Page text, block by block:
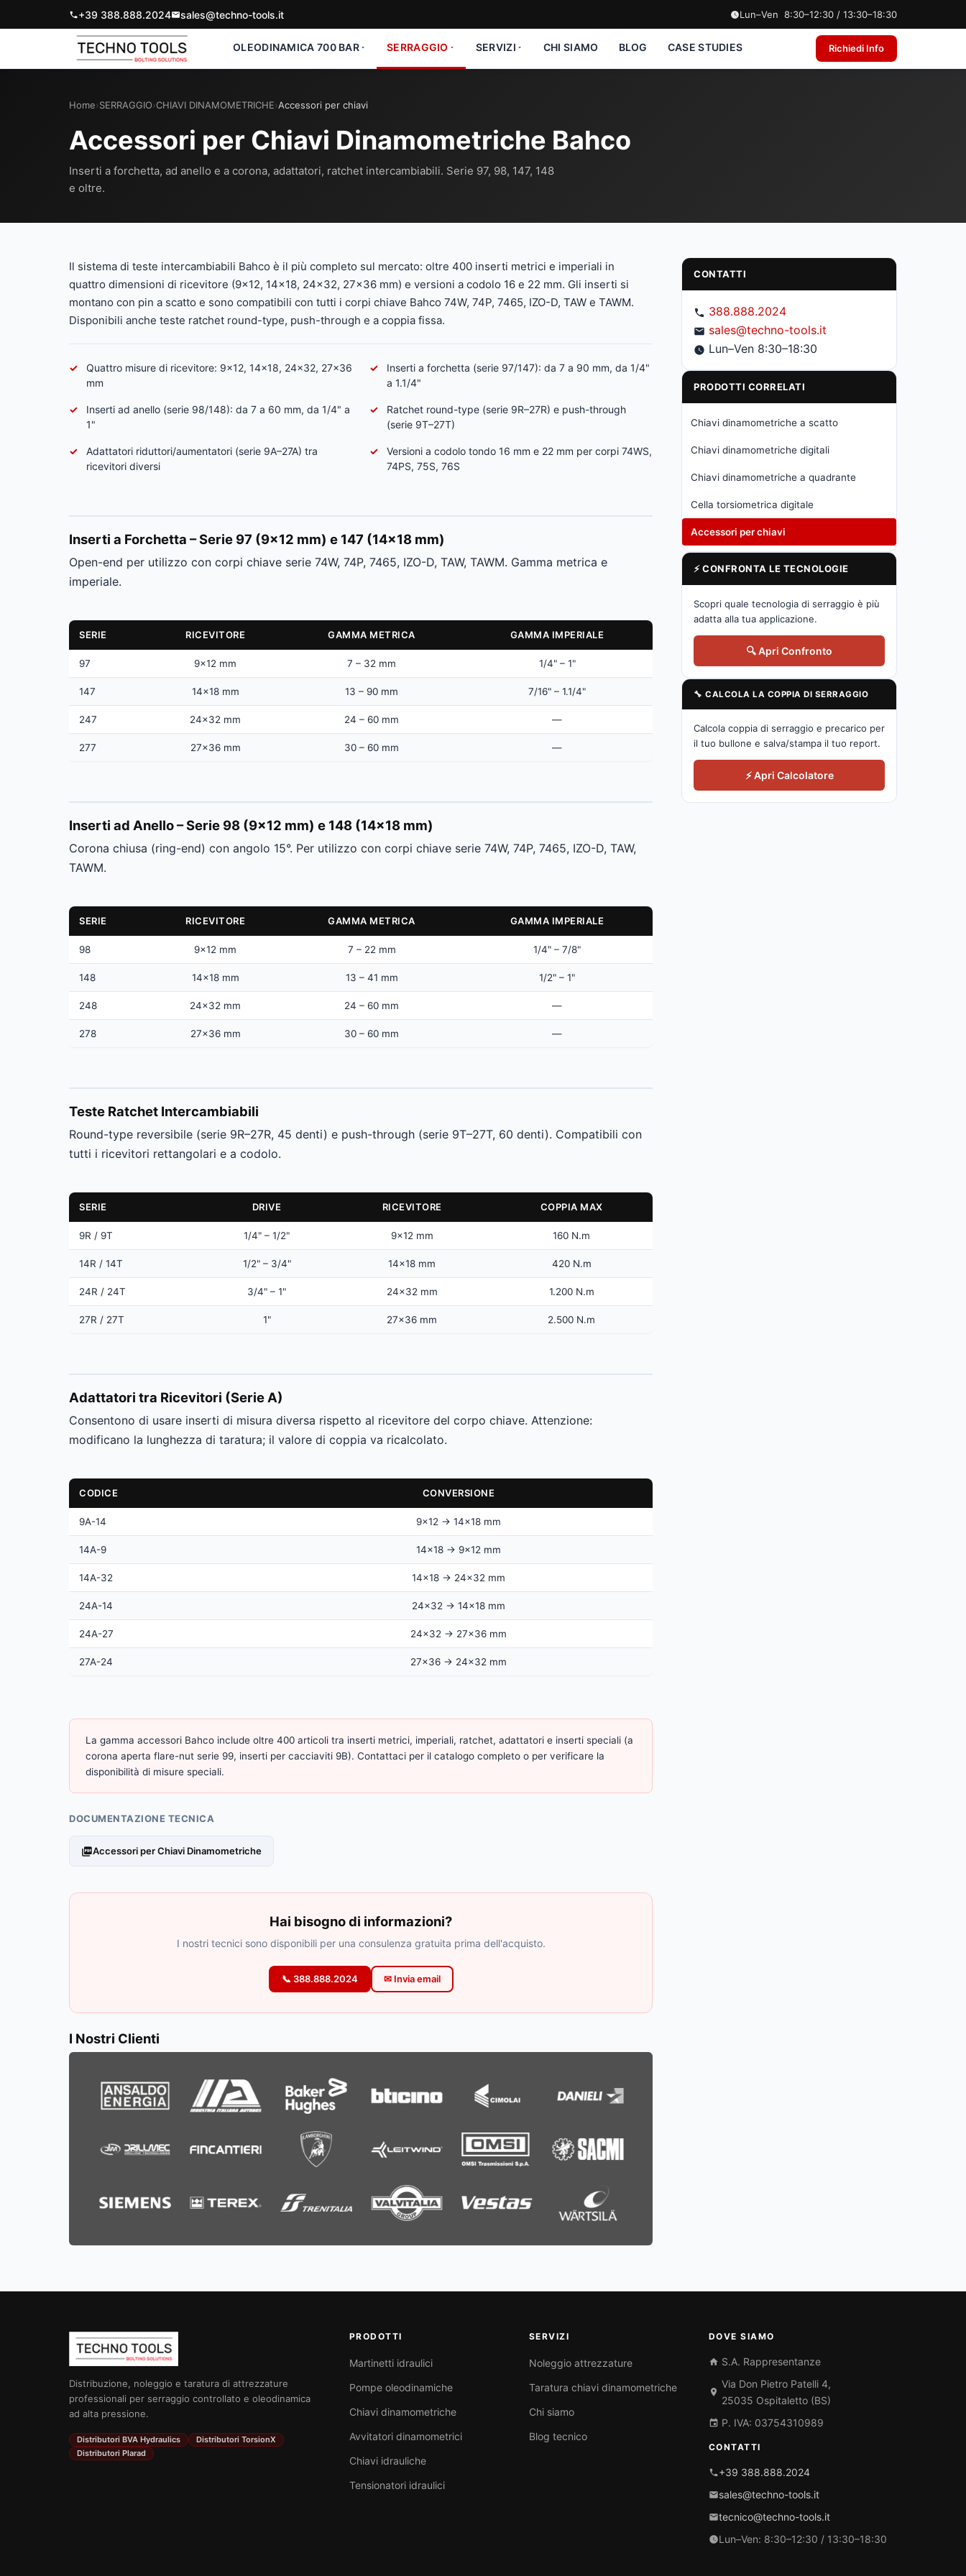
+39 388.888.2024 sales@techno-tools.it Lun–Ven 8:30–12:30 / 13:30–18:30
OLEODINAMICA 700 BAR SERRAGGIO SERVIZI CHI SIAMO BLOG CASE STUDIES Richiedi Info
Home›SERRAGGIO›CHIAVI DINAMOMETRICHE›Accessori per chiavi
Accessori per Chiavi Dinamometriche Bahco
Inserti a forchetta, ad anello e a corona, adattatori, ratchet intercambiabili. Serie 97, 98, 147, 148
e oltre.
Il sistema di teste intercambiabili Bahco è il più completo sul mercato: oltre 400 inserti metrici e imperiali in
quattro dimensioni di ricevitore (9×12, 14×18, 24×32, 27×36 mm) e versioni a codolo 16 e 22 mm. Gli inserti si
montano con pin a scatto e sono compatibili con tutti i corpi chiave Bahco 74W, 74P, 7465, IZO-D, TAW e TAWM.
Disponibili anche teste ratchet round-type, push-through e a coppia fissa.
Quattro misure di ricevitore: 9×12, 14×18, 24×32, 27×36
mm
Inserti a forchetta (serie 97/147): da 7 a 90 mm, da 1/4"
a 1.1/4"
Inserti ad anello (serie 98/148): da 7 a 60 mm, da 1/4" a
1"
Ratchet round-type (serie 9R–27R) e push-through
(serie 9T–27T)
Adattatori riduttori/aumentatori (serie 9A–27A) tra
ricevitori diversi
Versioni a codolo tondo 16 mm e 22 mm per corpi 74WS,
74PS, 75S, 76S
Inserti a Forchetta – Serie 97 (9×12 mm) e 147 (14×18 mm)
Open-end per utilizzo con corpi chiave serie 74W, 74P, 7465, IZO-D, TAW, TAWM. Gamma metrica e
imperiale.
SERIE RICEVITORE GAMMA METRICA GAMMA IMPERIALE
97 9×12 mm 7 – 32 mm 1/4" – 1"
147 14×18 mm 13 – 90 mm 7/16" – 1.1/4"
247 24×32 mm 24 – 60 mm —
277 27×36 mm 30 – 60 mm —
Inserti ad Anello – Serie 98 (9×12 mm) e 148 (14×18 mm)
Corona chiusa (ring-end) con angolo 15°. Per utilizzo con corpi chiave serie 74W, 74P, 7465, IZO-D, TAW,
TAWM.
SERIE RICEVITORE GAMMA METRICA GAMMA IMPERIALE
98 9×12 mm 7 – 22 mm 1/4" – 7/8"
148 14×18 mm 13 – 41 mm 1/2" – 1"
248 24×32 mm 24 – 60 mm —
278 27×36 mm 30 – 60 mm —
Teste Ratchet Intercambiabili
Round-type reversibile (serie 9R–27R, 45 denti) e push-through (serie 9T–27T, 60 denti). Compatibili con
tutti i ricevitori rettangolari e a codolo.
SERIE DRIVE RICEVITORE COPPIA MAX
9R / 9T 1/4" – 1/2" 9×12 mm 160 N.m
14R / 14T 1/2" – 3/4" 14×18 mm 420 N.m
24R / 24T 3/4" – 1" 24×32 mm 1.200 N.m
27R / 27T 1" 27×36 mm 2.500 N.m
Adattatori tra Ricevitori (Serie A)
Consentono di usare inserti di misura diversa rispetto al ricevitore del corpo chiave. Attenzione:
modificano la lunghezza di taratura; il valore di coppia va ricalcolato.
CODICE CONVERSIONE
9A-14 9×12 → 14×18 mm
14A-9 14×18 → 9×12 mm
14A-32 14×18 → 24×32 mm
24A-14 24×32 → 14×18 mm
24A-27 24×32 → 27×36 mm
27A-24 27×36 → 24×32 mm
La gamma accessori Bahco include oltre 400 articoli tra inserti metrici, imperiali, ratchet, adattatori e inserti speciali (a
corona aperta flare-nut serie 99, inserti per cacciaviti 9B). Contattaci per il catalogo completo o per verificare la
disponibilità di misure speciali.
DOCUMENTAZIONE TECNICA
Accessori per Chiavi Dinamometriche
Hai bisogno di informazioni?
I nostri tecnici sono disponibili per una consulenza gratuita prima dell'acquisto.
📞 388.888.2024 ✉ Invia email
I Nostri Clienti
CONTATTI
388.888.2024
sales@techno-tools.it
Lun–Ven 8:30–18:30
PRODOTTI CORRELATI
Chiavi dinamometriche a scatto
Chiavi dinamometriche digitali
Chiavi dinamometriche a quadrante
Cella torsiometrica digitale
Accessori per chiavi
⚡ CONFRONTA LE TECNOLOGIE
Scopri quale tecnologia di serraggio è più
adatta alla tua applicazione.
🔍 Apri Confronto
🔧 CALCOLA LA COPPIA DI SERRAGGIO
Calcola coppia di serraggio e precarico per
il tuo bullone e salva/stampa il tuo report.
⚡ Apri Calcolatore
Distribuzione, noleggio e taratura di attrezzature
professionali per serraggio controllato e oleodinamica
ad alta pressione.
Distributori BVA Hydraulics
Distributori TorsionX
Distributori Plarad
PRODOTTI
Martinetti idraulici
Pompe oleodinamiche
Chiavi dinamometriche
Avvitatori dinamometrici
Chiavi idrauliche
Tensionatori idraulici
SERVIZI
Noleggio attrezzature
Taratura chiavi dinamometriche
Chi siamo
Blog tecnico
DOVE SIAMO
S.A. Rappresentanze
Via Don Pietro Patelli 4,
25035 Ospitaletto (BS)
P. IVA: 03754310989
CONTATTI
+39 388.888.2024
sales@techno-tools.it
tecnico@techno-tools.it
Lun–Ven: 8:30–12:30 / 13:30–18:30